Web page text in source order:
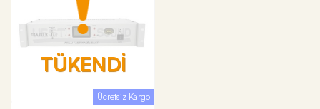
TÜKENDİ
Ücretsiz Kargo